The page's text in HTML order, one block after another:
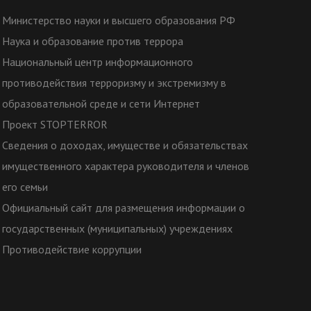
Министерство науки и высшего образования РФ
Наука и образование против террора
Национальный центр информационного
противодействия терроризму и экстремизму в
образовательной среде и сети Интернет
Проект STOPTERROR
Сведения о доходах, имуществе и обязательствах
имущественного характера руководителя и членов
его семьи
Официальный сайт для размещения информации о
государственных (муниципальных) учреждениях
Противодействие коррупции